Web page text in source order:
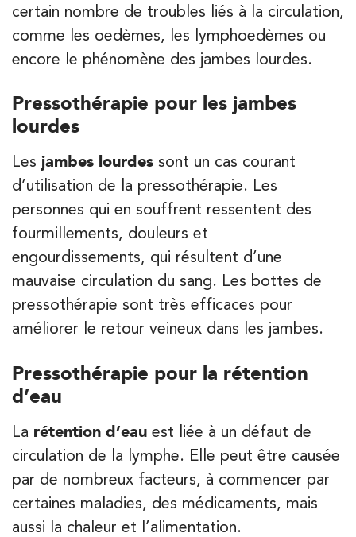
certain nombre de troubles liés à la circulation,
comme les oedèmes, les lymphoedèmes ou
encore le phénomène des jambes lourdes.
Pressothérapie pour les jambes
lourdes
Les jambes lourdes sont un cas courant
d’utilisation de la pressothérapie. Les
personnes qui en souffrent ressentent des
fourmillements, douleurs et
engourdissements, qui résultent d’une
mauvaise circulation du sang. Les bottes de
pressothérapie sont très efficaces pour
améliorer le retour veineux dans les jambes.
Pressothérapie pour la rétention
d’eau
La rétention d’eau est liée à un défaut de
circulation de la lymphe. Elle peut être causée
par de nombreux facteurs, à commencer par
certaines maladies, des médicaments, mais
aussi la chaleur et l’alimentation.
IK Paris 16 – Trocadéro
8 Avenue de Camoens 75116 Paris
01 42 15 22 46
PRENEZ RDV SUR
Kinésithérapie
IK Paris 15 – Ségur
12 Rue César Franck 75015 Paris
12 Rue César Franck 75015 Paris
01 43 31 00 33
Kinésithérapie
IK Paris 6 – Cassette
1 Rue Cassette 75006 Paris
1 Rue Cassette 75006 Paris
01 42 84 06 95
Kinésithérapie